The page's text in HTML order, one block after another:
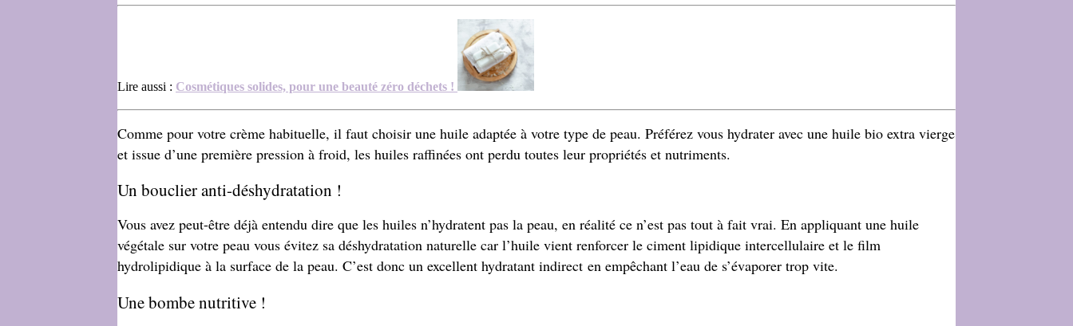
Lire aussi : Cosmétiques solides, pour une beauté zéro déchets !
Comme pour votre crème habituelle, il faut choisir une huile adaptée à votre type de peau. Préférez vous hydrater avec une huile bio extra vierge
et issue d’une première pression à froid, les huiles raffinées ont perdu toutes leur propriétés et nutriments.
Un bouclier anti-déshydratation !
Vous avez peut-être déjà entendu dire que les huiles n’hydratent pas la peau, en réalité ce n’est pas tout à fait vrai. En appliquant une huile
végétale sur votre peau vous évitez sa déshydratation naturelle car l’huile vient renforcer le ciment lipidique intercellulaire et le film
hydrolipidique à la surface de la peau. C’est donc un excellent hydratant indirect en empêchant l’eau de s’évaporer trop vite.
Une bombe nutritive !